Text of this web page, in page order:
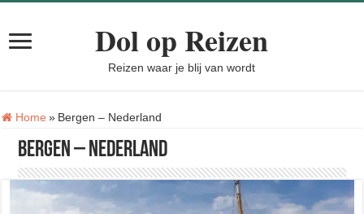
Dol op Reizen
Reizen waar je blij van wordt
Home » Tag:
Bergen – Nederland
Bergen – Nederland